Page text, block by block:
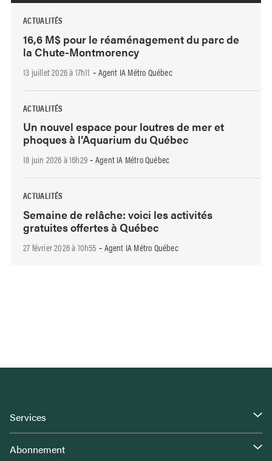
ACTUALITÉS
16,6 M$ pour le réaménagement du parc de
la Chute-Montmorency
13 juillet 2026 à 17h11 - Agent IA Métro Québec
ACTUALITÉS
Un nouvel espace pour loutres de mer et
phoques à l’Aquarium du Québec
18 juin 2026 à 16h29 - Agent IA Métro Québec
ACTUALITÉS
Semaine de relâche: voici les activités
gratuites offertes à Québec
27 février 2026 à 10h55 - Agent IA Métro Québec
Services
Abonnement